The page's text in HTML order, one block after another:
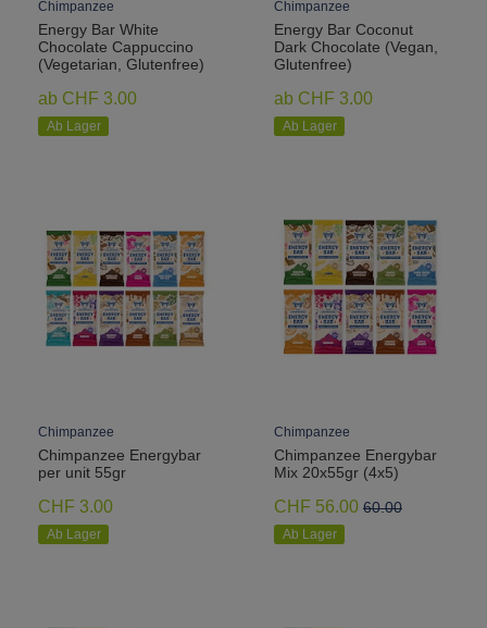
Chimpanzee
Energy Bar White
Chocolate Cappuccino
(Vegetarian, Glutenfree)
ab CHF 3.00
Ab Lager
Chimpanzee
Energy Bar Coconut
Dark Chocolate (Vegan,
Glutenfree)
ab CHF 3.00
Ab Lager
Chimpanzee
Chimpanzee Energybar
per unit 55gr
CHF 3.00
Ab Lager
Chimpanzee
Chimpanzee Energybar
Mix 20x55gr (4x5)
CHF 56.00 60.00
Ab Lager